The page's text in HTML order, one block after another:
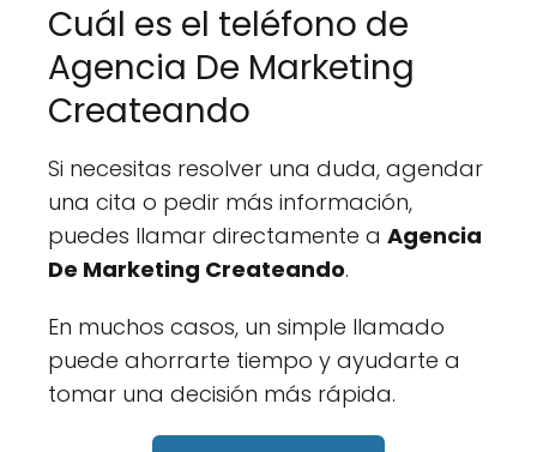
Cuál es el teléfono de
Agencia De Marketing
Createando
Si necesitas resolver una duda, agendar
una cita o pedir más información,
puedes llamar directamente a Agencia
De Marketing Createando.
En muchos casos, un simple llamado
puede ahorrarte tiempo y ayudarte a
tomar una decisión más rápida.